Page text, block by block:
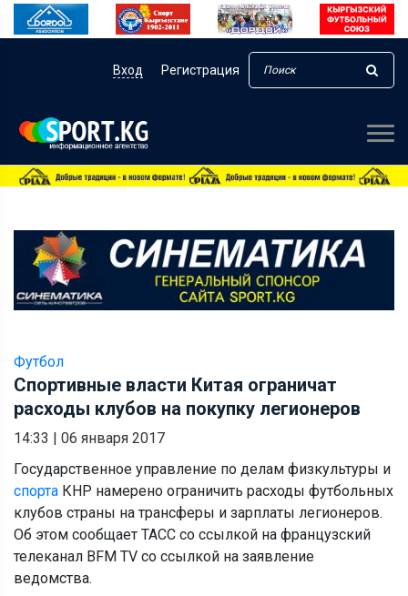
Вход Регистрация
Футбол
Спортивные власти Китая ограничат
расходы клубов на покупку легионеров
14:33 | 06 января 2017
Государственное управление по делам физкультуры и
спорта КНР намерено ограничить расходы футбольных
клубов страны на трансферы и зарплаты легионеров.
Об этом сообщает ТАСС со ссылкой на французский
телеканал BFM TV со ссылкой на заявление
ведомства.